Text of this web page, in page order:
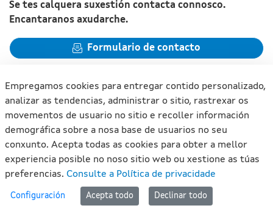
Se tes calquera suxestión contacta connosco.
Encantaranos axudarche.
Formulario de contacto
Xunta de Galicia. Información mantida e publicada na internet
pola Xunta de Galicia
Atención á cidadanía
Accesibilidade
Empregamos cookies para entregar contido personalizado,
analizar as tendencias, administrar o sitio, rastrexar os
movementos de usuario no sitio e recoller información
demográfica sobre a nosa base de usuarios no seu
conxunto. Acepta todas as cookies para obter a mellor
experiencia posible no noso sitio web ou xestione as túas
preferencias. Consulte a Política de privacidade
Configuración Acepta todo Declinar todo